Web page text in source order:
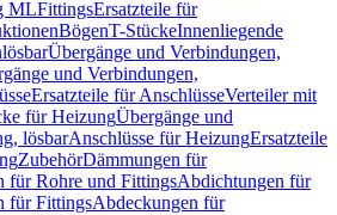
MLFittingsErsatzteile für
BögenT-StückeInnenliegende
Übergänge und Verbindungen,
und Verbindungen,
Ersatzteile für AnschlüsseVerteiler mit
für HeizungÜbergänge und
lösbarAnschlüsse für HeizungErsatzteile
ZubehörDämmungen für
für Rohre und FittingsAbdichtungen für
für FittingsAbdeckungen für